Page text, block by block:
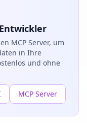
MCP Server, um
in Ihre
und ohne
MCP Server